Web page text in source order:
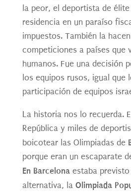
la peor, el deportista de
residencia en un paraíso
impuestos. También la
competiciones a países que
humanos. Fue una decisión
los equipos rusos, igual que
participación de equipos
La historia nos lo recuerda.
República y miles de
boicotear las Olimpiadas de
porque eran un escaparate
En Barcelonaestaba
alternativa, laOlimpiada